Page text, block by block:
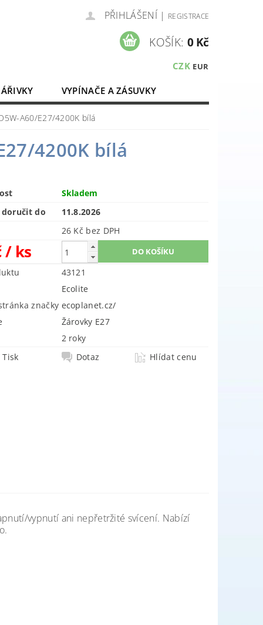
PŘIHLÁŠENÍ | REGISTRACE
CZK EUR
KOŠÍK: 0 Kč
VYPÍNAČE A ZÁSUVKY
A60/E27/4200K bílá
4200K bílá
Skladem
doručit do
11.8.2026
26 Kč bez DPH
/ ks
43121
Ecolite
značky ecoplanet.cz/
Žárovky E27
2 roky
Tisk
Dotaz Hlídat cenu
vypnutí ani nepřetržité svícení. Nabízí